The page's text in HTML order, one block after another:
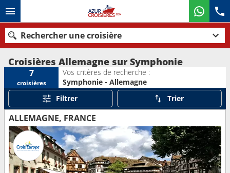
Rechercher une croisière
Nos destinations
Mois de départ
Ports Compagnies
Rechercher
Croisières Allemagne sur Symphonie
7
croisières
Vos critères de recherche :
Symphonie - Allemagne
Filtrer
Trier
ALLEMAGNE, FRANCE